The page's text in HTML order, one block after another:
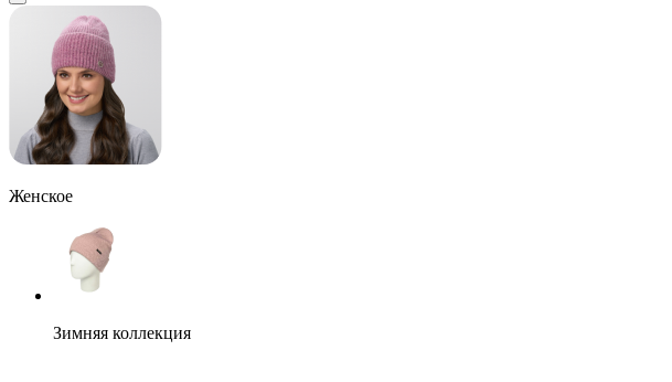
Женское
Зимняя коллекция